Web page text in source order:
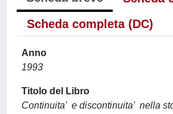
Scheda completa (DC)
Anno
1993
Titolo del Libro
Continuita' e discontinuita' nella